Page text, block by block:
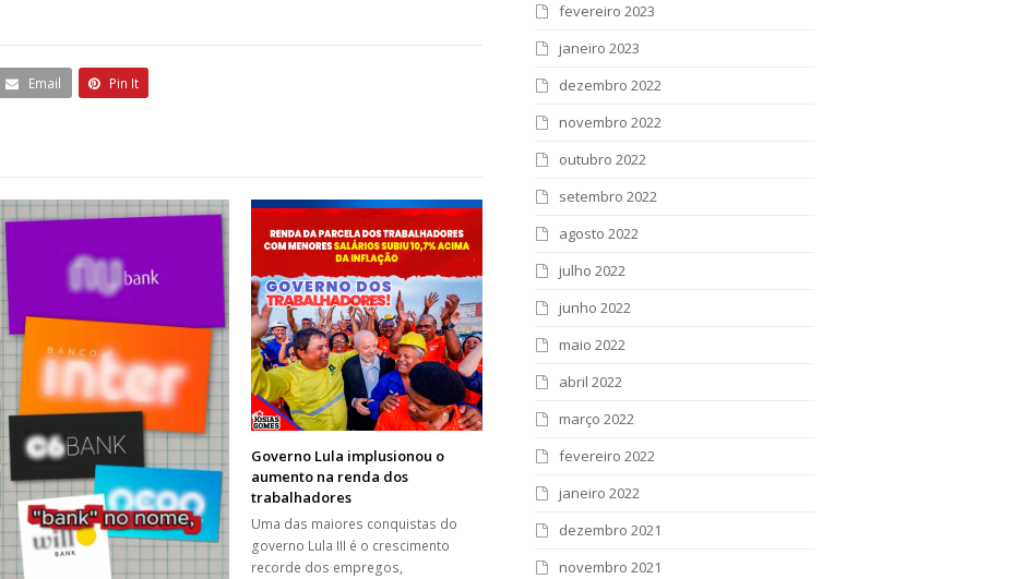
Email Pin It
Governo Lula implusionou o
aumento na renda dos
trabalhadores
Uma das maiores conquistas do
governo Lula III é o crescimento
recorde dos empregos,
fevereiro 2023
janeiro 2023
dezembro 2022
novembro 2022
outubro 2022
setembro 2022
agosto 2022
julho 2022
junho 2022
maio 2022
abril 2022
março 2022
fevereiro 2022
janeiro 2022
dezembro 2021
novembro 2021